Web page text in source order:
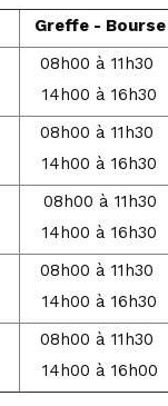
Greffe - Bourse
08h00 à 11h30
14h00 à 16h30
08h00 à 11h30
14h00 à 16h30
08h00 à 11h30
14h00 à 16h30
08h00 à 11h30
14h00 à 16h30
08h00 à 11h30
14h00 à 16h00